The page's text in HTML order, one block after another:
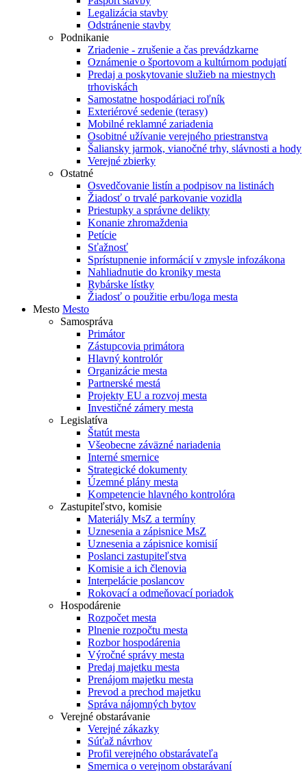
Legalizácia stavby
Odstránenie stavby
Podnikanie
Zriadenie - zrušenie a čas prevádzkarne
Oznámenie o športovom a kultúrnom podujatí
Predaj a poskytovanie služieb na miestnych
trhoviskách
Samostatne hospodáriaci roľník
Exteriérové sedenie (terasy)
Mobilné reklamné zariadenia
Osobitné užívanie verejného priestranstva
Šaliansky jarmok, vianočné trhy, slávnosti a hody
Verejné zbierky
Ostatné
Osvedčovanie listín a podpisov na listinách
Žiadosť o trvalé parkovanie vozidla
Priestupky a správne delikty
Konanie zhromaždenia
Petície
Sťažnosť
Sprístupnenie informácií v zmysle infozákona
Nahliadnutie do kroniky mesta
Rybárske lístky
Žiadosť o použitie erbu/loga mesta
Mesto Mesto
Samospráva
Primátor
Zástupcovia primátora
Hlavný kontrolór
Organizácie mesta
Partnerské mestá
Projekty EU a rozvoj mesta
Investičné zámery mesta
Legislatíva
Štatút mesta
Všeobecne záväzné nariadenia
Interné smernice
Strategické dokumenty
Územné plány mesta
Kompetencie hlavného kontrolóra
Zastupiteľstvo, komisie
Materiály MsZ a termíny
Uznesenia a zápisnice MsZ
Uznesenia a zápisnice komisií
Poslanci zastupiteľstva
Komisie a ich členovia
Interpelácie poslancov
Rokovací a odmeňovací poriadok
Hospodárenie
Rozpočet mesta
Plnenie rozpočtu mesta
Rozbor hospodárenia
Výročné správy mesta
Predaj majetku mesta
Prenájom majetku mesta
Prevod a prechod majetku
Správa nájomných bytov
Verejné obstarávanie
Verejné zákazky
Súťaž návrhov
Profil verejného obstarávateľa
Smernica o verejnom obstarávaní